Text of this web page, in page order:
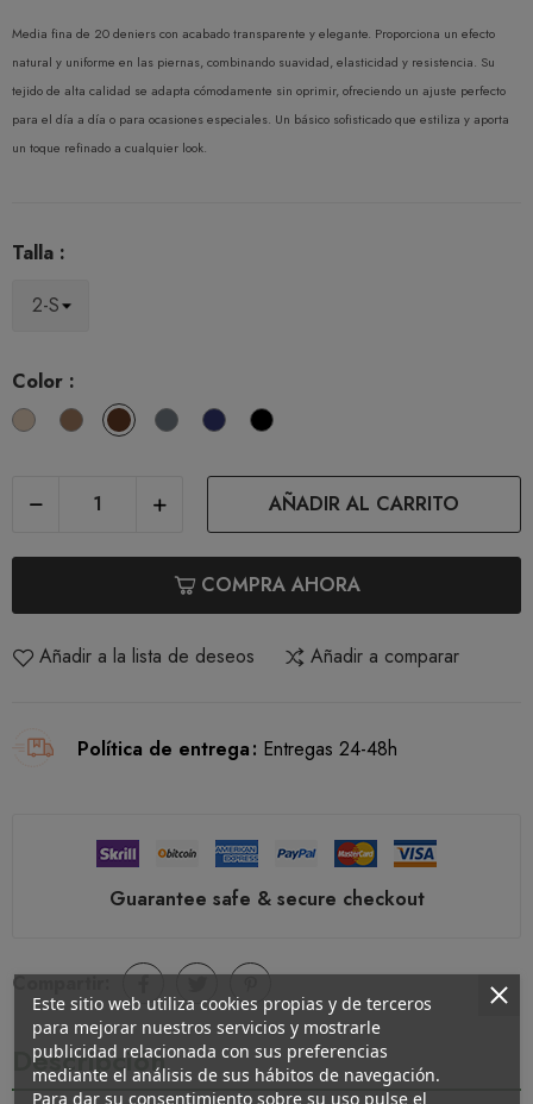
Media fina de 20 deniers con acabado transparente y elegante. Proporciona un efecto
natural y uniforme en las piernas, combinando suavidad, elasticidad y resistencia. Su
tejido de alta calidad se adapta cómodamente sin oprimir, ofreciendo un ajuste perfecto
para el día a día o para ocasiones especiales. Un básico sofisticado que estiliza y aporta
un toque refinado a cualquier look.
Talla :
Color :
Playa
The Noce PlatinoBlu Nero
AÑADIR AL CARRITO
COMPRA AHORA
Añadir a la lista de deseos Añadir a comparar
Política de entrega Entregas 24-48h
Guarantee safe & secure checkout
Compartir:
Descripción
Este sitio web utiliza cookies propias y de terceros
para mejorar nuestros servicios y mostrarle
publicidad relacionada con sus preferencias
mediante el análisis de sus hábitos de navegación.
Para dar su consentimiento sobre su uso pulse el